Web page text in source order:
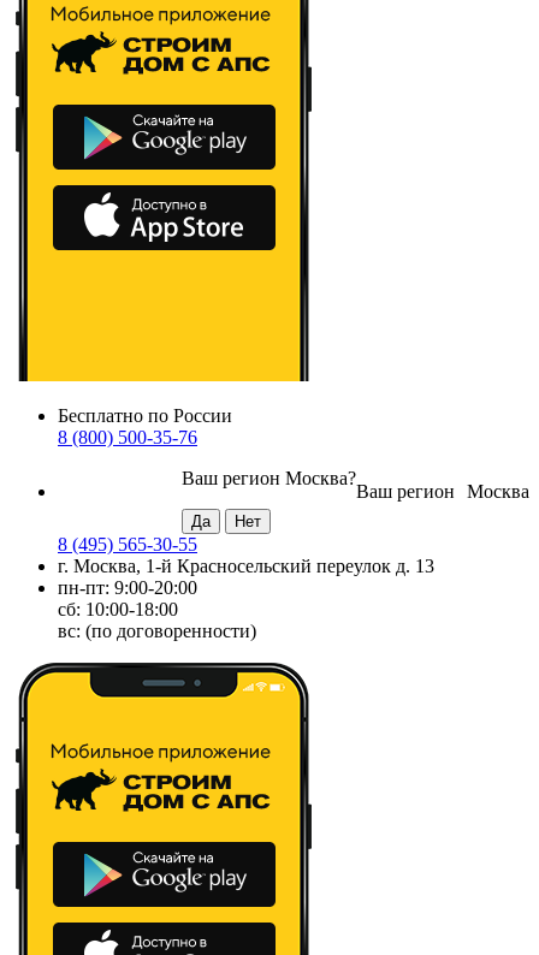
Бесплатно по России
8 (800) 500-35-76
Москва
Ваш регион
Ваш регион Москва?
8 (495) 565-30-55
г. Москва, 1-й Красносельский переулок д. 13
пн-пт: 9:00-20:00
сб: 10:00-18:00
вс: (по договоренности)